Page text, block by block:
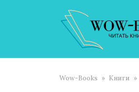
Wow-Books » Книги »